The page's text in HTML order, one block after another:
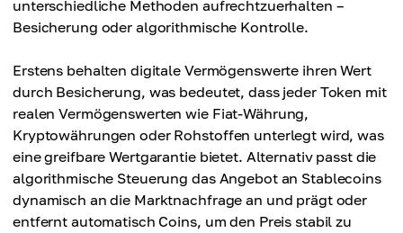
unterschiedliche Methoden aufrechtzuerhalten –
Besicherung oder algorithmische Kontrolle.
Erstens behalten digitale Vermögenswerte ihren Wert
durch Besicherung, was bedeutet, dass jeder Token mit
realen Vermögenswerten wie Fiat-Währung,
Kryptowährungen oder Rohstoffen unterlegt wird, was
eine greifbare Wertgarantie bietet. Alternativ passt die
algorithmische Steuerung das Angebot an Stablecoins
dynamisch an die Marktnachfrage an und prägt oder
entfernt automatisch Coins, um den Preis stabil zu